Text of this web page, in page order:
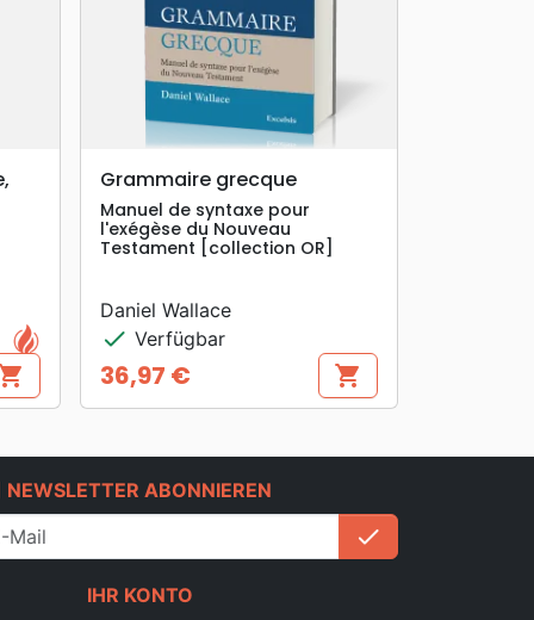
shopping_cart
search
Grammaire grecque
Manuel de syntaxe pour
l'exégèse du Nouveau
Testament [collection OR]
Daniel Wallace
check Verfügbar
Preis
36,97 € shopping_cart
NEWSLETTER ABONNIEREN
check
IHR KONTO